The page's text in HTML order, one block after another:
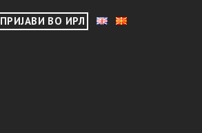
ПРИЈАВИ ВО ИРЛ